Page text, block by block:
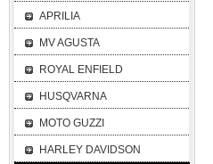
APRILIA
MV AGUSTA
ROYAL ENFIELD
HUSQVARNA
MOTO GUZZI
HARLEY DAVIDSON